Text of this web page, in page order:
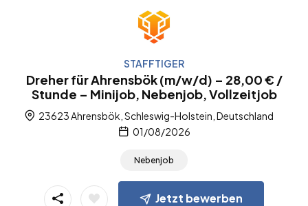
STAFFTIGER
Dreher für Ahrensbök (m/w/d) – 28,00 € /
Stunde – Minijob, Nebenjob, Vollzeitjob
23623 Ahrensbök, Schleswig-Holstein, Deutschland
01/08/2026
Nebenjob
Jetzt bewerben